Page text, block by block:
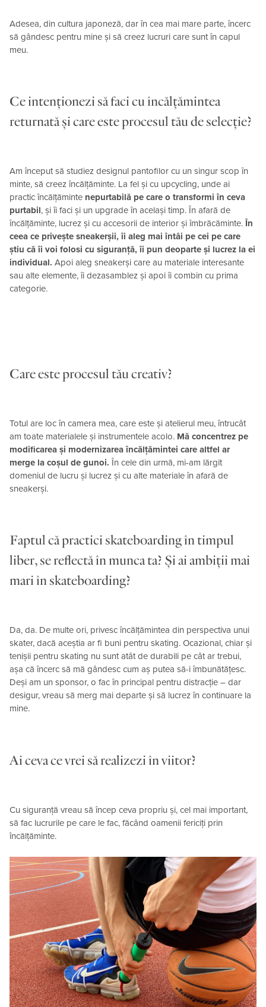
Adesea, din cultura japoneză, dar în cea mai mare parte, încerc
să gândesc pentru mine și să creez lucruri care sunt în capul
meu.
Ce intenționezi să faci cu încălțămintea
returnată și care este procesul tău de selecție?
Am început să studiez designul pantofilor cu un singur scop în
minte, să creez încălțăminte. La fel și cu upcycling, unde ai
practic încălțăminte nepurtabilă pe care o transformi în ceva
purtabil, și îi faci și un upgrade în același timp. În afară de
încălțăminte, lucrez și cu accesorii de interior și îmbrăcăminte. În
ceea ce privește sneakerșii, îi aleg mai întâi pe cei pe care
știu că îi voi folosi cu siguranță, îi pun deoparte și lucrez la ei
individual. Apoi aleg sneakerși care au materiale interesante
sau alte elemente, îi dezasamblez și apoi îi combin cu prima
categorie.
Care este procesul tău creativ?
Totul are loc în camera mea, care este și atelierul meu, întrucât
am toate materialele și instrumentele acolo. Mă concentrez pe
modificarea și modernizarea încălțămintei care altfel ar
merge la coșul de gunoi. În cele din urmă, mi-am lărgit
domeniul de lucru și lucrez și cu alte materiale în afară de
sneakerși.
Faptul că practici skateboarding în timpul
liber, se reflectă în munca ta? Și ai ambiții mai
mari în skateboarding?
Da, da. De multe ori, privesc încălțămintea din perspectiva unui
skater, dacă aceștia ar fi buni pentru skating. Ocazional, chiar și
tenișii pentru skating nu sunt atât de durabili pe cât ar trebui,
așa că încerc să mă gândesc cum aș putea să-i îmbunătățesc.
Deși am un sponsor, o fac în principal pentru distracție – dar
desigur, vreau să merg mai departe și să lucrez în continuare la
mine.
Ai ceva ce vrei să realizezi în viitor?
Cu siguranță vreau să încep ceva propriu și, cel mai important,
să fac lucrurile pe care le fac, făcând oamenii fericiți prin
încălțăminte.